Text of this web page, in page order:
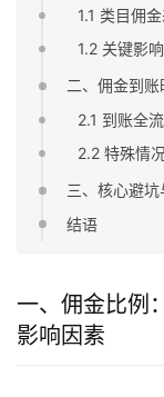
1.1 类目佣
1.2 关键影
二、佣金到
2.1 到账全
2.2 特殊情
三、核心避
结语
一、佣金比例
影响因素